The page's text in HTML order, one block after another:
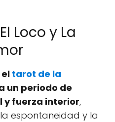
Loco y La
tarot de la
un periodo de
y fuerza interior,
espontaneidad y la